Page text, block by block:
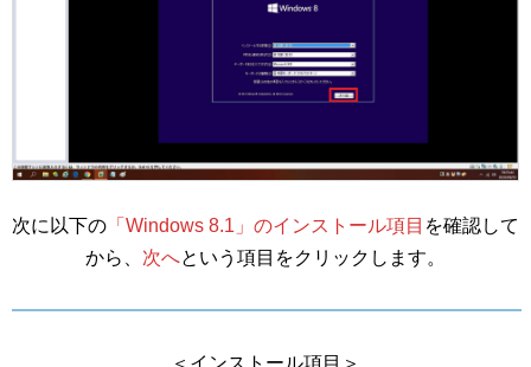
次に以下の 「Windows 8.1」のインストール項目 を確認して
から、 次へという項目をクリックします。